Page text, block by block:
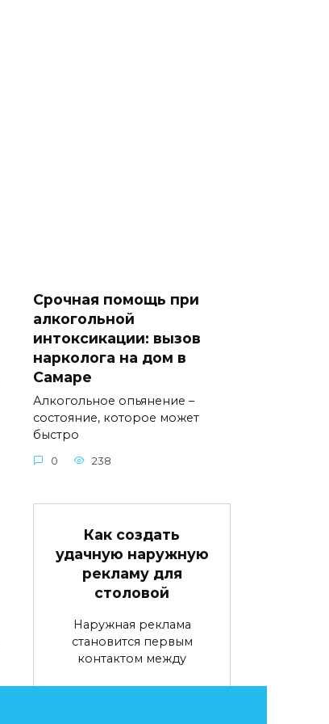
Срочная помощь при
алкогольной
интоксикации: вызов
нарколога на дом в
Самаре
Алкогольное опьянение –
состояние, которое может
быстро
0 238
Как создать
удачную наружную
рекламу для
столовой
Наружная реклама
становится первым
контактом между